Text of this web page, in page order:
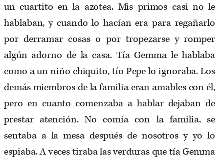
un cuartito en la azotea. Mis primos casi no le
hablaban, y cuando lo hacían era para regañarlo
por derramar cosas o por tropezarse y romper
algún adorno de la casa. Tía Gemma le hablaba
como a un niño chiquito, tío Pepe lo ignoraba. Los
demás miembros de la familia eran amables con él,
pero en cuanto comenzaba a hablar dejaban de
prestar atención. No comía con la familia, se
sentaba a la mesa después de nosotros y yo lo
espiaba. A veces tiraba las verduras que tía Gemma